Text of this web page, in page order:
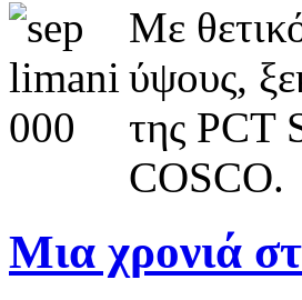
Με
ύψους,
της PCT
COSCO.
Μια χρονιά